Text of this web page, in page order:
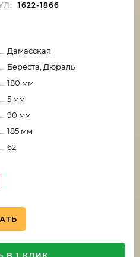
1622-1866
Дамасская
Береста, Дюраль
180 мм
5 мм
90 мм
185 мм
62
В 1 КЛИК